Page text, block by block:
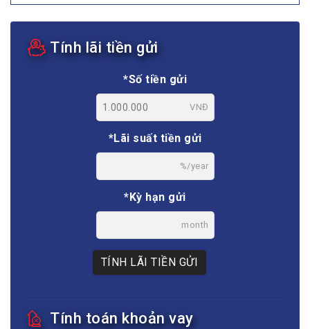
Tính lãi tiền gửi
*Số tiền gửi
VNĐ
*Lãi suất tiền gửi
%/year
*Kỳ hạn gửi
month
TÍNH LÃI TIỀN GỬI
Tính toán khoản vay